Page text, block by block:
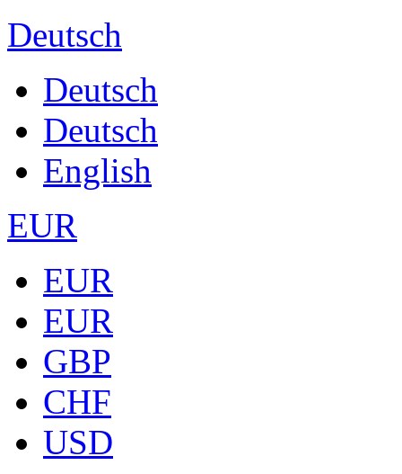
Deutsch
Deutsch
Deutsch
English
EUR
EUR
EUR
GBP
CHF
USD